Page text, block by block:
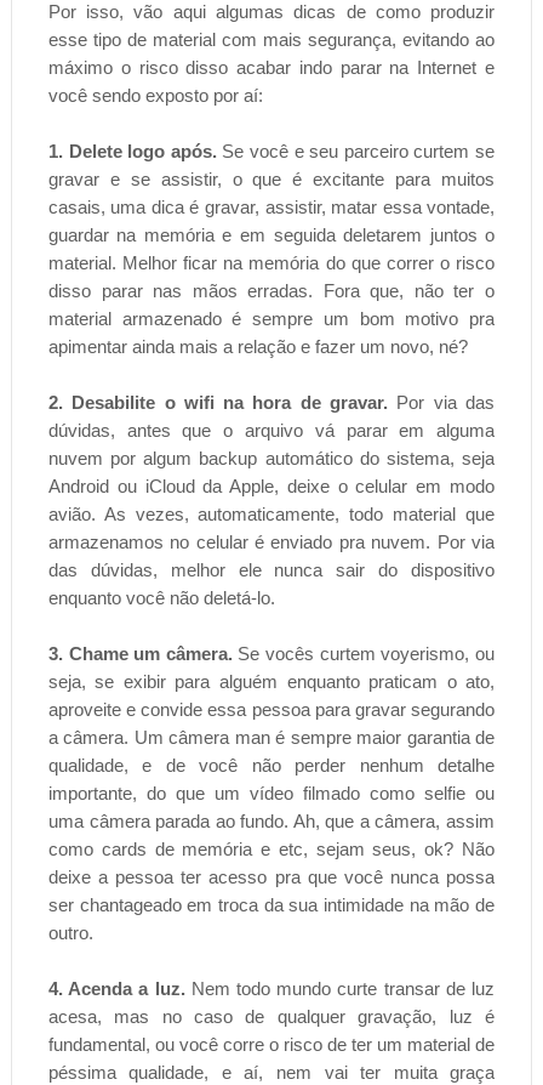
Por isso, vão aqui algumas dicas de como produzir
esse tipo de material com mais segurança, evitando ao
máximo o risco disso acabar indo parar na Internet e
você sendo exposto por aí:
1. Delete logo após. Se você e seu parceiro curtem se
gravar e se assistir, o que é excitante para muitos
casais, uma dica é gravar, assistir, matar essa vontade,
guardar na memória e em seguida deletarem juntos o
material. Melhor ficar na memória do que correr o risco
disso parar nas mãos erradas. Fora que, não ter o
material armazenado é sempre um bom motivo pra
apimentar ainda mais a relação e fazer um novo, né?
2. Desabilite o wifi na hora de gravar. Por via das
dúvidas, antes que o arquivo vá parar em alguma
nuvem por algum backup automático do sistema, seja
Android ou iCloud da Apple, deixe o celular em modo
avião. As vezes, automaticamente, todo material que
armazenamos no celular é enviado pra nuvem. Por via
das dúvidas, melhor ele nunca sair do dispositivo
enquanto você não deletá-lo.
3. Chame um câmera. Se vocês curtem voyerismo, ou
seja, se exibir para alguém enquanto praticam o ato,
aproveite e convide essa pessoa para gravar segurando
a câmera. Um câmera man é sempre maior garantia de
qualidade, e de você não perder nenhum detalhe
importante, do que um vídeo filmado como selfie ou
uma câmera parada ao fundo. Ah, que a câmera, assim
como cards de memória e etc, sejam seus, ok? Não
deixe a pessoa ter acesso pra que você nunca possa
ser chantageado em troca da sua intimidade na mão de
outro.
4. Acenda a luz. Nem todo mundo curte transar de luz
acesa, mas no caso de qualquer gravação, luz é
fundamental, ou você corre o risco de ter um material de
péssima qualidade, e aí, nem vai ter muita graça